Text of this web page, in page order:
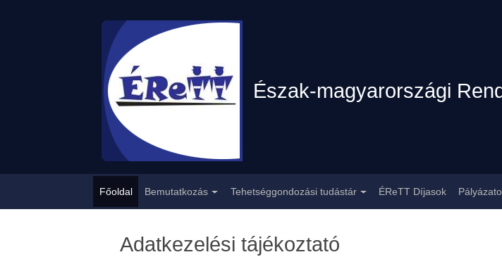
Észak-magyarországi
Fõmenü
Főoldal Bemutatkozás Tehetséggondozási tudástár ÉReTT Díjasok
Adatkezelési tájékoztató